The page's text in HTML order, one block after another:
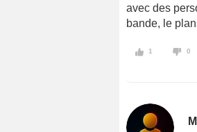
avec des
bande, le
1 0